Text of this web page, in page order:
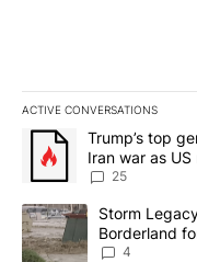
ACTIVE CONVERSATIONS
The following is a list
A trending article titled
Trump’s top
Iran war as
sources say
25
A trending article titled
Storm
Borderland
4